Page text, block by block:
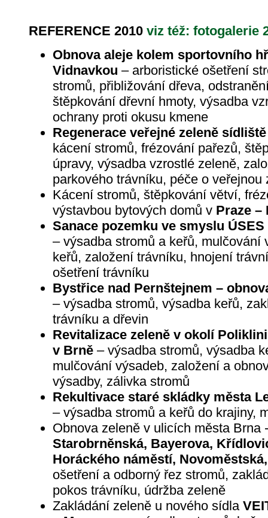
REFERENCE 2010 viz též: fotogalerie
Obnova aleje kolem sportovního
Vidnavkou – arboristické ošetření
stromů, přibližování dřeva,
štěpkování dřevní hmoty, výsadba
ochrany proti okusu kmene
Regenerace veřejné zeleně
kácení stromů, frézování pařezů,
úpravy, výsadba vzrostlé zeleně,
parkového trávníku, péče o veřejnou
Kácení stromů, štěpkování větví,
výstavbou bytových domů vPraze –
Sanace pozemku ve smyslu
– výsadba stromů a keřů, mulčování
keřů, založení trávníku, hnojení
ošetření trávníku
Bystřice nad Pernštejnem –
– výsadba stromů, výsadba keřů,
trávníku a dřevin
Revitalizace zeleně v okolí
v Brně– výsadba stromů, výsadba
mulčování výsadeb, založení a
výsadby, zálivka stromů
Rekultivace staré skládky města
– výsadba stromů a keřů do krajiny,
Obnova zeleně v ulicích města Brna -
Starobrněnská, Bayerova,
Horáckého náměstí,
ošetření a odborný řez stromů,
pokos trávníku, údržba zeleně
Zakládání zeleně u nového sídla